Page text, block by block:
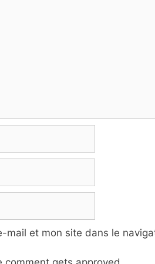
mail et mon site dans le